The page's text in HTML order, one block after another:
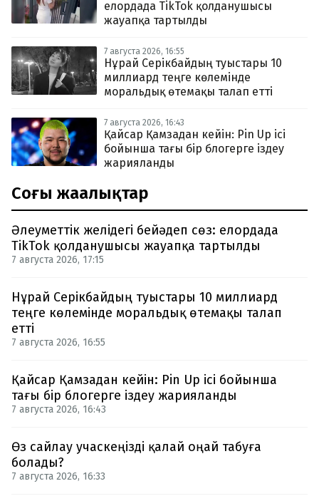
елордада TikTok қолданушысы
жауапқа тартылды
7 августа 2026, 16:55
Нұрай Серікбайдың туыстары 10
миллиард теңге көлемінде
моральдық өтемақы талап етті
7 августа 2026, 16:43
Қайсар Қамзадан кейін: Pin Up ісі
бойынша тағы бір блогерге іздеу
жарияланды
Соңғы жаңалықтар
Әлеуметтік желідегі бейәдеп сөз: елордада
TikTok қолданушысы жауапқа тартылды
7 августа 2026, 17:15
Нұрай Серікбайдың туыстары 10 миллиард
теңге көлемінде моральдық өтемақы талап
етті
7 августа 2026, 16:55
Қайсар Қамзадан кейін: Pin Up ісі бойынша
тағы бір блогерге іздеу жарияланды
7 августа 2026, 16:43
Өз сайлау учаскеңізді қалай оңай табуға
болады?
7 августа 2026, 16:33